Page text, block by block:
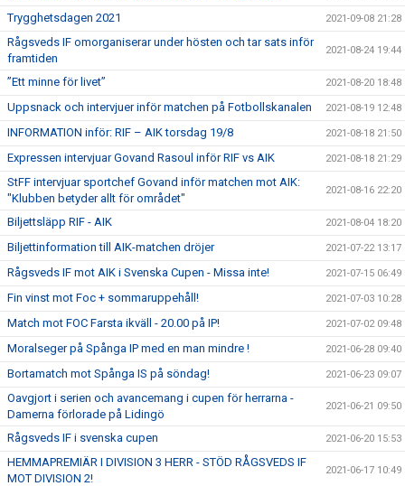
Trygghetsdagen 2021 2021-09-08 21:28
Rågsveds IF omorganiserar under hösten och tar sats inför
framtiden
2021-08-24 19:44
”Ett minne för livet” 2021-08-20 18:48
Uppsnack och intervjuer inför matchen på Fotbollskanalen 2021-08-19 12:48
INFORMATION inför: RIF – AIK torsdag 19/8 2021-08-18 21:50
Expressen intervjuar Govand Rasoul inför RIF vs AIK 2021-08-18 21:29
StFF intervjuar sportchef Govand inför matchen mot AIK:
"Klubben betyder allt för området"
2021-08-16 22:20
Biljettsläpp RIF - AIK 2021-08-04 18:20
Biljettinformation till AIK-matchen dröjer 2021-07-22 13:17
Rågsveds IF mot AIK i Svenska Cupen - Missa inte! 2021-07-15 06:49
Fin vinst mot Foc + sommaruppehåll! 2021-07-03 10:28
Match mot FOC Farsta ikväll - 20.00 på IP! 2021-07-02 09:48
Moralseger på Spånga IP med en man mindre ! 2021-06-28 09:40
Bortamatch mot Spånga IS på söndag! 2021-06-23 09:07
Oavgjort i serien och avancemang i cupen för herrarna -
Damerna förlorade på Lidingö
2021-06-21 09:50
Rågsveds IF i svenska cupen 2021-06-20 15:53
HEMMAPREMIÄR I DIVISION 3 HERR - STÖD RÅGSVEDS IF
MOT DIVISION 2!
2021-06-17 10:49